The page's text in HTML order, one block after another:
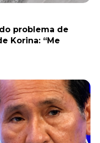
problema de
Korina: “Me